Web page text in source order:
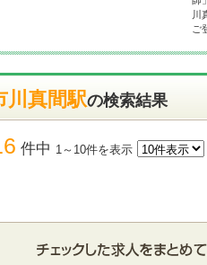
川
ご
川真間駅の検索結果
件中 1～10件を表示